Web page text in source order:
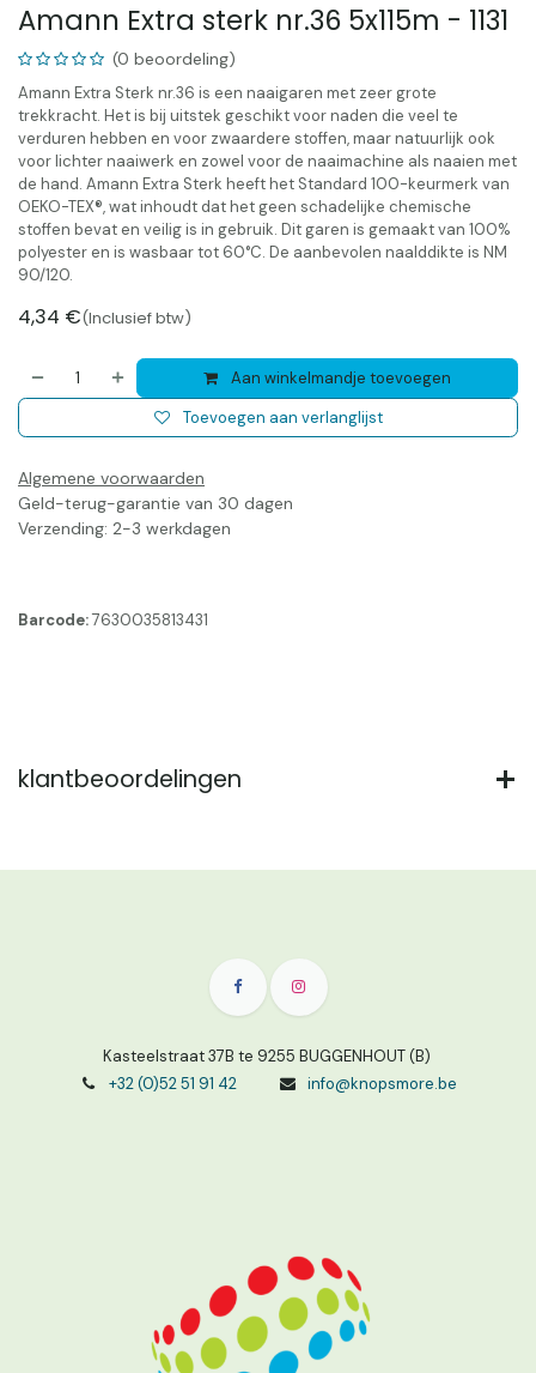
Amann Extra sterk nr.36 5x115m - 1131
(0 beoordeling)
Amann Extra Sterk nr.36 is een naaigaren met zeer grote
trekkracht. Het is bij uitstek geschikt voor naden die veel te
verduren hebben en voor zwaardere stoffen, maar natuurlijk ook
voor lichter naaiwerk en zowel voor de naaimachine als naaien met
de hand. Amann Extra Sterk heeft het Standard 100-keurmerk van
OEKO-TEX®, wat inhoudt dat het geen schadelijke chemische
stoffen bevat en veilig is in gebruik. Dit garen is gemaakt van 100%
polyester en is wasbaar tot 60°C. De aanbevolen naalddikte is NM
90/120.
4,34 €(Inclusief btw)
Aan winkelmandje toevoegen
Toevoegen aan verlanglijst
Algemene voorwaarden
Geld-terug-garantie van 30 dagen
Verzending: 2-3 werkdagen
Barcode:7630035813431
klantbeoordelingen
Kasteelstraat 37B te 9255 BUGGENHOUT (B)
+32 (0)52 51 91 42
info@knopsmore.be